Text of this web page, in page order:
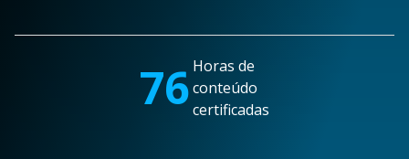
76 Horas de
conteúdo
certificadas